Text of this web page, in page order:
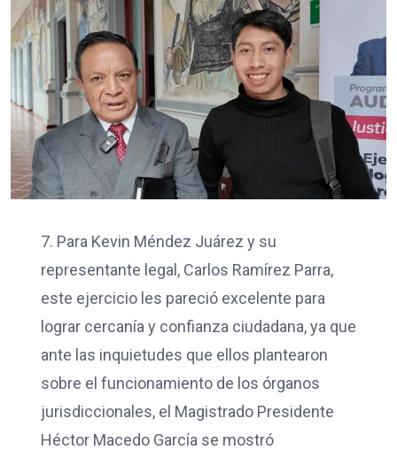
7. Para Kevin Méndez Juárez y su
representante legal, Carlos Ramírez Parra,
este ejercicio les pareció excelente para
lograr cercanía y confianza ciudadana, ya que
ante las inquietudes que ellos plantearon
sobre el funcionamiento de los órganos
jurisdiccionales, el Magistrado Presidente
Héctor Macedo García se mostró